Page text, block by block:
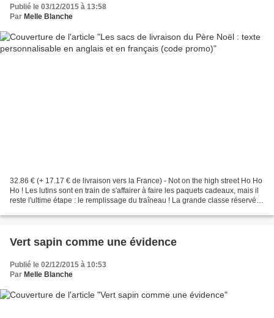
Publié le 03/12/2015 à 13:58
Par Melle Blanche
32.86 € (+ 17.17 € de livraison vers la France) - Not on the high street Ho Ho
Ho ! Les lutins sont en train de s'affairer à faire les paquets cadeaux, mais il
reste l'ultime étape : le remplissage du traîneau ! La grande classe réservée
Vert sapin comme une évidence
Publié le 02/12/2015 à 10:53
Par Melle Blanche